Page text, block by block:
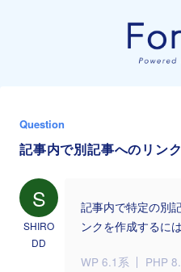
Question
記事内で別記事へのリンク
S
SHIRO
DD
記事内で特定の別
ンクを作成するに
WP 6.1系 PHP